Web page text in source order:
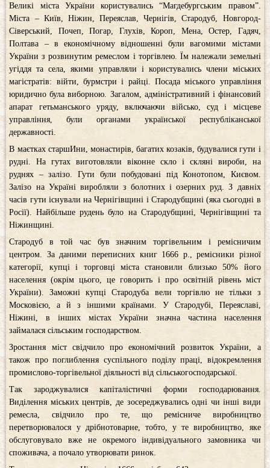
Великі міста України користувались “Магдебургським правом”.
Міста – Київ, Ніжин, Переяслав, Чернігів, Стародуб, Новгород-
Сіверський, Почеп, Погар, Глухів, Короп, Мена, Остер, Гадяч,
Полтава – в економічному відношенні були вагомими містами
України з розвинутим ремеслом і торгівлею. Їм належали земельні
угіддя та села, якими управляли і користувались члени міських
магістратів: війти, бурмстри і райці. Посада міського управління
юридично була виборною. Загалом, адміністративний і фінансовий
апарат гетьманського уряду, включаючи військо, суд і місцеве
управління, були органами української республіканської
державності.
В маєтках старшИни, монастирів, багатих козаків, будувалися гути і
рудні. На гутах виготовляли віконне скло і скляні вироби, на
руднях – залізо. Гути були побудовані під Конотопом, Києвом.
Залізо на Україні виробляли з болотних і озерних руд. З давніх
часів гути існували на Чернігівщині і Стародубщині (яка сьогодні в
Росії). Найбільше рудень було на Стародубщині, Чернігівщині та
Ніжинщині.
Стародуб в той час був значним торгівельним і ремісничим
центром. За даними переписних книг 1666 р., ремісники різної
категорії, купці і торговці міста становили близько 50% його
населення (окрім цього, це говорить і про освітній рівень міст
України). Заможні купці Стародуба вели торгівлю не тільки з
Московією, а й з іншими країнами. У Стародубі, Переяславі,
Ніжині, в інших містах України значна частина населення
займалася сільським господарством.
Зростання міст свідчило про економічний розвиток України, а
також про поглиблення суспільного поділу праці, відокремлення
промислово-торгівельної діяльності від сільськогосподарської.
Так зароджувалися капіталістичні форми господарювання.
Виділення міських центрів, де зосереджувались одні чи інші види
ремесла, свідчило про те, що ремісниче виробництво
перетворювалося у дрібнотоварне, тобто, у те виробництво, яке
обслуговувало вже не окремого індивідуального замовника чи
споживача, а почало утворювати ринок.